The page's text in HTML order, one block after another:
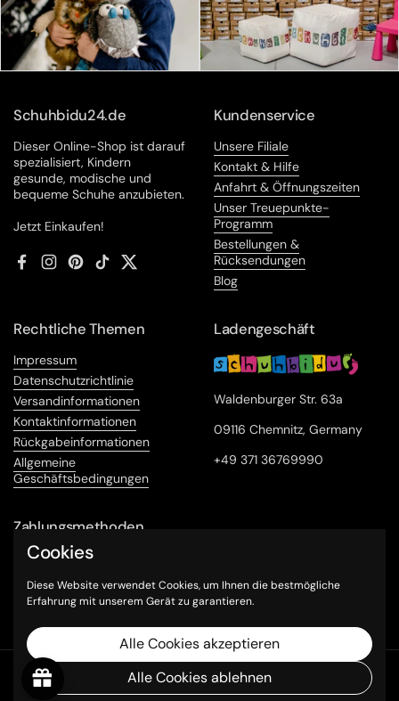
Schuhbidu24.de
Dieser Online-Shop ist darauf
spezialisiert, Kindern
gesunde, modische und
bequeme Schuhe anzubieten.
Jetzt Einkaufen!
FacebookInstagram
Pinterest
TikTokTwitter
Kundenservice
Unsere Filiale
Kontakt & Hilfe
Anfahrt & Öffnungszeiten
Unser Treuepunkte-
Programm
Bestellungen &
Rücksendungen
Blog
Rechtliche Themen
Impressum
Datenschutzrichtlinie
Versandinformationen
Kontaktinformationen
Rückgabeinformationen
Allgemeine
Geschäftsbedingungen
Ladengeschäft
Waldenburger Str. 63a
09116 Chemnitz, Germany
+49 371 36769990
Zahlungsmethoden
Urheberrecht © 2026Schuhbidu24.Powered by Shopify
Cookies
Diese Website verwendet Cookies, um Ihnen die bestmögliche
Erfahrung mit unserem Gerät zu garantieren.
Alle Cookies akzeptieren
Alle Cookies ablehnen